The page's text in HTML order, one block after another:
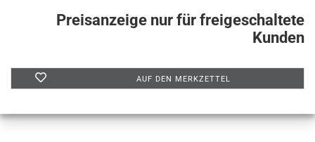
Preisanzeige nur für freigeschaltete
Kunden
AUF DEN MERKZETTEL